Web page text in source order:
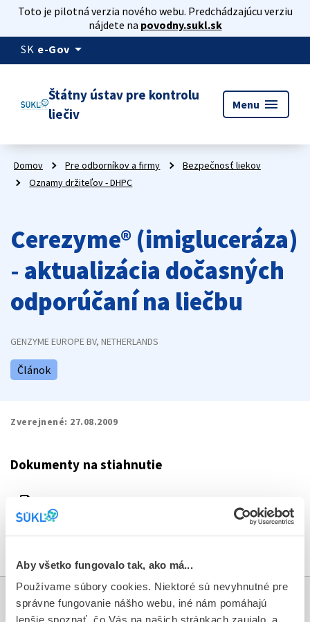
Aby všetko fungovalo tak, ako má...
Používame súbory cookies. Niektoré sú nevyhnutné pre
správne fungovanie nášho webu, iné nám pomáhajú
lepšie spoznať, čo Vás na našich stránkach zaujalo, a
Toto je pilotná verzia nového webu. Predchádzajúcu verziu
nájdete na povodny.sukl.sk
SK e-Gov arrow_drop_down
Štátny ústav pre kontrolu
liečiv
Menu menu
Domov Pre odborníkov a firmy
Bezpečnosť liekov
Oznamy držiteľov - DHPC
Cerezyme® (imigluceráza)
- aktualizácia dočasných
odporúčaní na liečbu
GENZYME EUROPE BV, NETHERLANDS
Článok
Zverejnené: 27.08.2009
Dokumenty na stiahnutie
file_present
SK_Cerezyme_DHPC_2009-08-13_SIGNED.pdf
Informácie